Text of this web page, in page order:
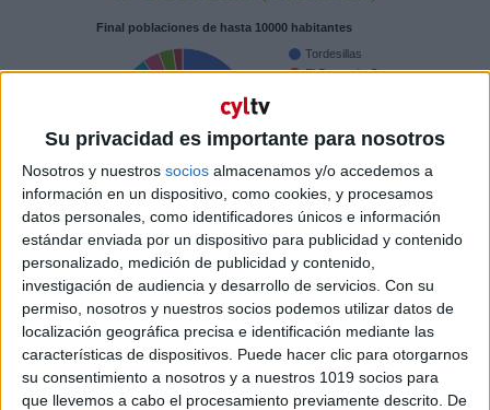
Su privacidad es importante para nosotros
Nosotros y nuestros socios almacenamos y/o accedemos a
información en un dispositivo, como cookies, y procesamos
datos personales, como identificadores únicos e información
estándar enviada por un dispositivo para publicidad y contenido
personalizado, medición de publicidad y contenido,
investigación de audiencia y desarrollo de servicios. Con su
permiso, nosotros y nuestros socios podemos utilizar datos de
localización geográfica precisa e identificación mediante las
características de dispositivos. Puede hacer clic para otorgarnos
su consentimiento a nosotros y a nuestros 1019 socios para
que llevemos a cabo el procesamiento previamente descrito. De
Final poblaciones de hasta 10000 habitantes
Tordesillas
El Burgo de Osma
Villadiego
Toro
1/2
14.3%
Finalistas entre 1.000 y 10.000 habitantes
Alba de Tormes (Salamanca)